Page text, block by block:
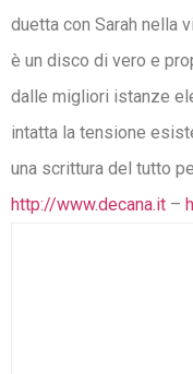
duetta con Sarah nella
è un disco di vero e
dalle migliori istanze
intatta la tensione
una scrittura del tutto
http://www.decana.it –